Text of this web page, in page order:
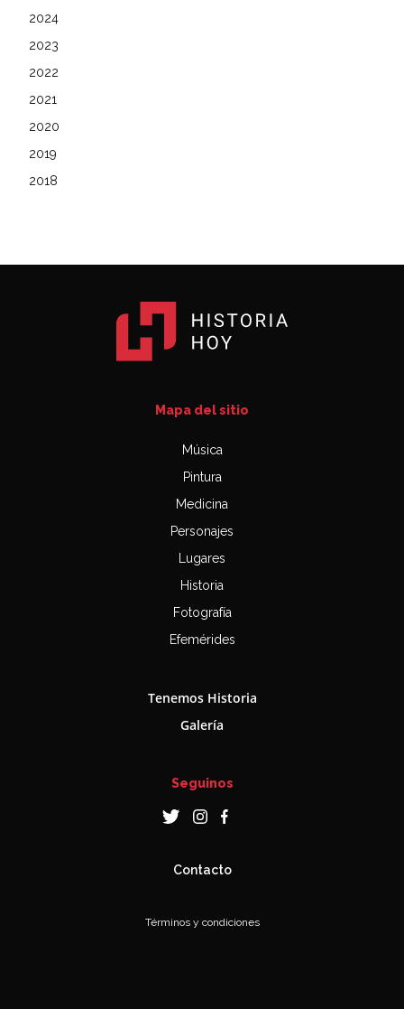
2024
2023
2022
2021
2020
2019
2018
Mapa del sitio
Música
Pintura
Medicina
Personajes
Lugares
Historia
Fotografía
Efemérides
Tenemos Historia
Galería
Seguinos
Contacto
Términos y condiciones